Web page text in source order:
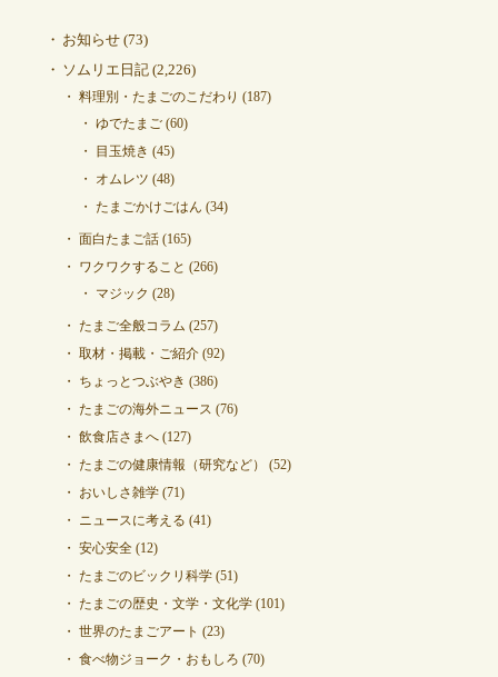
お知らせ(73)
ソムリエ日記(2,226)
料理別・たまごのこだわり (187)
ゆでたまご(60)
目玉焼き (45)
オムレツ (48)
たまごかけごはん (34)
面白たまご話(165)
ワクワクすること (266)
マジック (28)
たまご全般コラム (257)
取材・掲載・ご紹介(92)
ちょっとつぶやき (386)
たまごの海外ニュース (76)
飲食店さまへ(127)
たまごの健康情報（研究など）
(52)
おいしさ雑学(71)
ニュースに考える (41)
安心安全(12)
たまごのビックリ科学(51)
たまごの歴史・文学・文化学(101)
世界のたまごアート (23)
食べ物ジョーク・おもしろ (70)